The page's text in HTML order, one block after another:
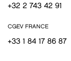
+32 2 743 42 91
CGEV FRANCE
+33 1 84 17 86 87